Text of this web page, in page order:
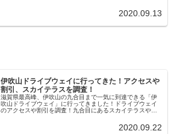
2020.09.13
伊吹山ドライブウェイに行ってきた！アクセスや
割引、スカイテラスを調査！
滋賀県最高峰、伊吹山の九合目まで一気に到達できる「伊
吹山ドライブウェイ」に行ってきました！ドライブウェイ
のアクセスや割引を調査！九合目にあるスカイテラスや山
2020.09.22